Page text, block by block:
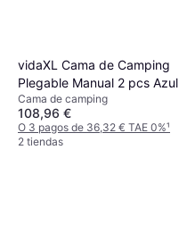
vidaXL Cama de Camping
Plegable Manual 2 pcs Azul
Cama de camping
108,96 €
O 3 pagos de 36,32 € TAE 0%¹
2 tiendas